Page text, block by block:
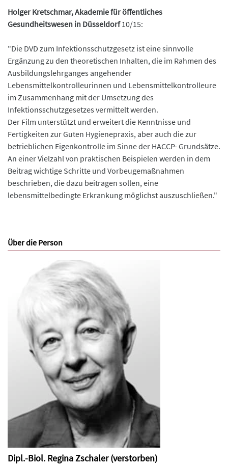
Holger Kretschmar, Akademie für öffentliches
Gesundheitswesen in Düsseldorf10/15:
"Die DVD zum Infektionsschutzgesetz ist eine sinnvolle
Ergänzung zu den theoretischen Inhalten, die im Rahmen des
Ausbildungslehrganges angehender
Lebensmittelkontrolleurinnen und Lebensmittelkontrolleure
im Zusammenhang mit der Umsetzung des
Infektionsschutzgesetzes vermittelt werden.
Der Film unterstützt und erweitert die Kenntnisse und
Fertigkeiten zur Guten Hygienepraxis, aber auch die zur
betrieblichen Eigenkontrolle im Sinne der HACCP- Grundsätze.
An einer Vielzahl von praktischen Beispielen werden in dem
Beitrag wichtige Schritte und Vorbeugemaßnahmen
beschrieben, die dazu beitragen sollen, eine
lebensmittelbedingte Erkrankung möglichst auszuschließen."
Über die Person
Dipl.-Biol. Regina Zschaler (verstorben)